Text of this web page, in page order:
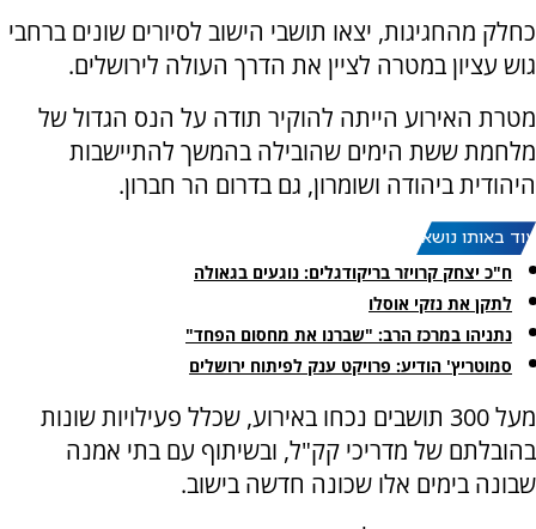
כחלק מהחגיגות, יצאו תושבי הישוב לסיורים שונים ברחבי
גוש עציון במטרה לציין את הדרך העולה לירושלים.
מטרת האירוע הייתה להוקיר תודה על הנס הגדול של
מלחמת ששת הימים שהובילה בהמשך להתיישבות
היהודית ביהודה ושומרון, גם בדרום הר חברון.
עוד באותו נושא:
ח"כ יצחק קרויזר בריקודגלים: נוגעים בגאולה
לתקן את נזקי אוסלו
נתניהו במרכז הרב: "שברנו את מחסום הפחד"
סמוטריץ' הודיע: פרויקט ענק לפיתוח ירושלים
מעל 300 תושבים נכחו באירוע, שכלל פעילויות שונות
בהובלתם של מדריכי קק"ל, ובשיתוף עם בתי אמנה
שבונה בימים אלו שכונה חדשה בישוב.